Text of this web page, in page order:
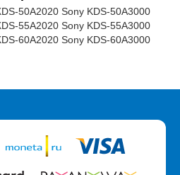
50A2020 Sony KDS-50A3000
55A2020 Sony KDS-55A3000
60A2020 Sony KDS-60A3000